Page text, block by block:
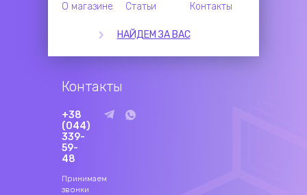
О магазине
Статьи Контакты
НАЙДЕМ ЗА ВАС
Контакты
+38
(044)
339-
59-
48
Принимаем
звонки